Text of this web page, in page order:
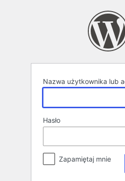
Nazwa użytkownika lub
Hasło
Zapamiętaj mnie